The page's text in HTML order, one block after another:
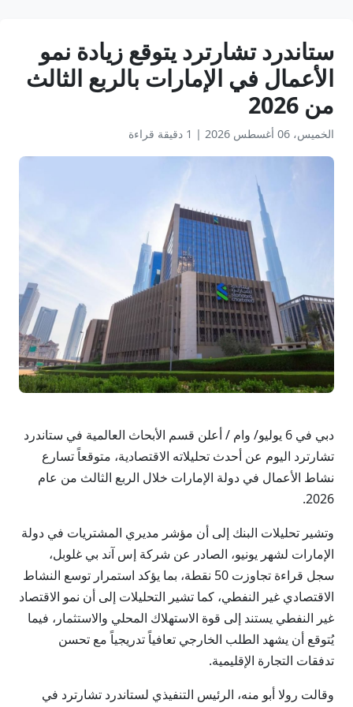
ستاندرد تشارترد يتوقع زيادة نمو
الأعمال في الإمارات بالربع الثالث
من 2026
الخميس، 06 أغسطس 2026 | 1 دقيقة قراءة
دبي في 6 يوليو/ وام / أعلن قسم الأبحاث العالمية في ستاندرد
تشارترد اليوم عن أحدث تحليلاته الاقتصادية، متوقعاً تسارع
نشاط الأعمال في دولة الإمارات خلال الربع الثالث من عام
2026.
وتشير تحليلات البنك إلى أن مؤشر مديري المشتريات في دولة
الإمارات لشهر يونيو، الصادر عن شركة إس آند بي غلوبل،
سجل قراءة تجاوزت 50 نقطة، بما يؤكد استمرار توسع النشاط
الاقتصادي غير النفطي، كما تشير التحليلات إلى أن نمو الاقتصاد
غير النفطي يستند إلى قوة الاستهلاك المحلي والاستثمار، فيما
يُتوقع أن يشهد الطلب الخارجي تعافياً تدريجياً مع تحسن
تدفقات التجارة الإقليمية.
وقالت رولا أبو منه، الرئيس التنفيذي لستاندرد تشارترد في